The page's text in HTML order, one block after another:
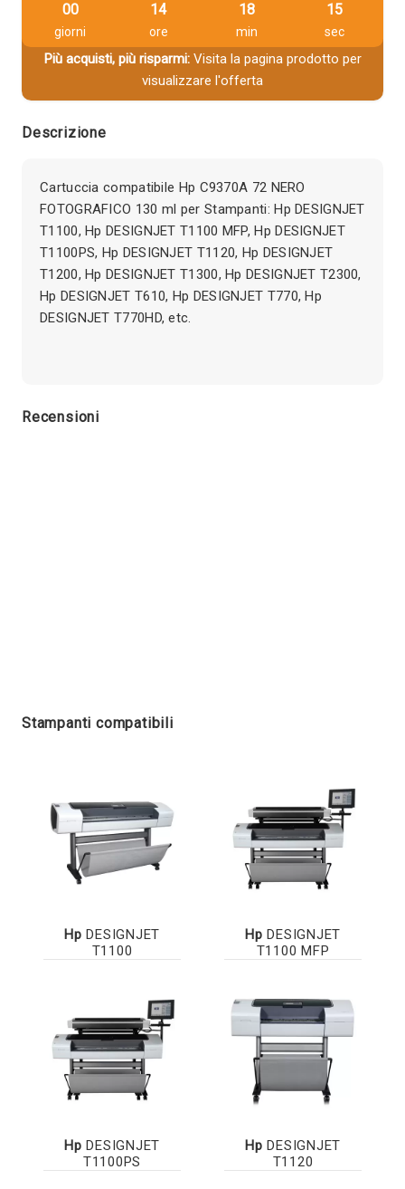
00
giorni
14
ore
18
min
14
sec
Più acquisti, più risparmi:Visita la pagina prodotto per
visualizzare l'offerta
Descrizione
Cartuccia compatibile Hp C9370A 72 NERO
FOTOGRAFICO 130 ml per Stampanti: Hp DESIGNJET
T1100, Hp DESIGNJET T1100 MFP, Hp DESIGNJET
T1100PS, Hp DESIGNJET T1120, Hp DESIGNJET
T1200, Hp DESIGNJET T1300, Hp DESIGNJET T2300,
Hp DESIGNJET T610, Hp DESIGNJET T770, Hp
DESIGNJET T770HD, etc.
Recensioni
Stampanti compatibili
Hp DESIGNJET
T1100
Hp DESIGNJET
T1100 MFP
Hp DESIGNJET
T1100PS
Hp DESIGNJET
T1120